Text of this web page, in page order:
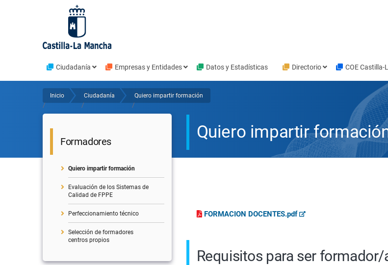
Navegación
principal
Ciudadanía Empresas y Entidades Datos y Estadísticas Directorio COE Castilla-
Sobrescribir
de
la
navegación
Inicio
/
Ciudadanía
/
Quiero impartir formación
/
Quiero impartir
Formadores
Quiero impartir formación
Evaluación de los Sistemas de
Calidad de FPPE
Perfeccionamiento técnico
Selección de formadores
centros propios
FORMACION DOCENTES.pdf
Requisitos para ser formador/